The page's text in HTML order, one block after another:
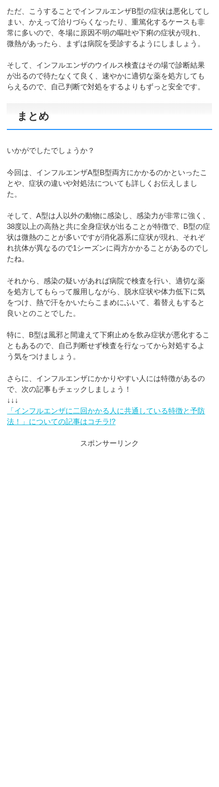
ただ、こうすることでインフルエンザB型の症状は悪化してし
まい、かえって治りづらくなったり、重篤化するケースも非
常に多いので、冬場に原因不明の嘔吐や下痢の症状が現れ、
微熱があったら、まずは病院を受診するようにしましょう。
そして、インフルエンザのウイルス検査はその場で診断結果
が出るので待たなくて良く、速やかに適切な薬を処方しても
らえるので、自己判断で対処をするよりもずっと安全です。
まとめ
いかがでしたでしょうか？
今回は、インフルエンザA型B型両方にかかるのかといったこ
とや、症状の違いや対処法についても詳しくお伝えしまし
た。
そして、A型は人以外の動物に感染し、感染力が非常に強く、
38度以上の高熱と共に全身症状が出ることが特徴で、B型の症
状は微熱のことが多いですが消化器系に症状が現れ、それぞ
れ抗体が異なるので1シーズンに両方かかることがあるのでし
たね。
それから、感染の疑いがあれば病院で検査を行い、適切な薬
を処方してもらって服用しながら、脱水症状や体力低下に気
をつけ、熱で汗をかいたらこまめにふいて、着替えもすると
良いとのことでした。
特に、B型は風邪と間違えて下痢止めを飲み症状が悪化するこ
ともあるので、自己判断せず検査を行なってから対処するよ
う気をつけましょう。
さらに、インフルエンザにかかりやすい人には特徴があるの
で、次の記事もチェックしましょう！
↓↓↓
「インフルエンザに二回かかる人に共通している特徴と予防
法！」についての記事はコチラ!?
スポンサーリンク